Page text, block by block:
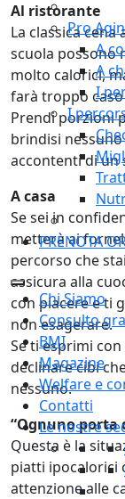
Pro
A
A
I
I
PRENOTA
Chi Siamo
Consulto
BMI
Magazine
Welfare e
Contatti
Le nostre
Al ristorante
La classica
scuola possono
molto calorici,
farà troppo
Prendi porzioni
brindisi
accontenti di un
A casa
Se sei in
metterà ai
percorso che
assicura alla
con piacere e ti
non esagerare.
Se ti esprimi
declinare cibi
nessuno.
“Ognuno porta
Questa è la
piatti ipocalorici
attenzione alle